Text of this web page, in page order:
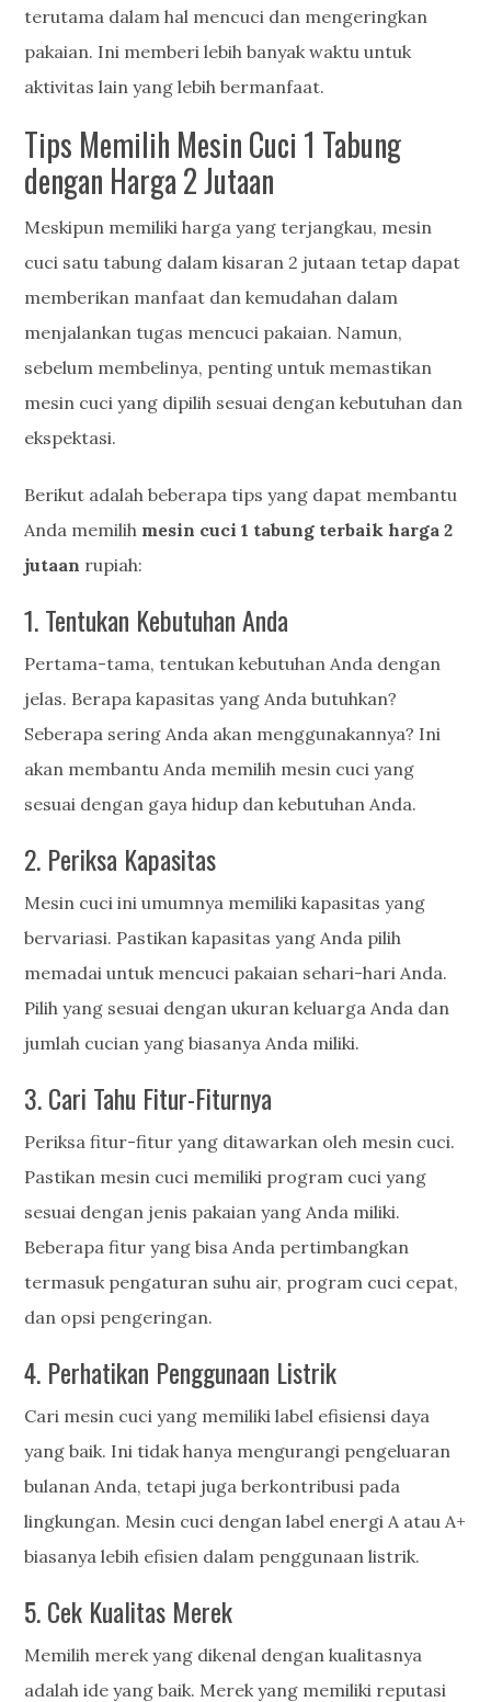
terutama dalam hal mencuci dan mengeringkan
pakaian. Ini memberi lebih banyak waktu untuk
aktivitas lain yang lebih bermanfaat.
Tips Memilih Mesin Cuci 1 Tabung
dengan Harga 2 Jutaan
Meskipun memiliki harga yang terjangkau, mesin
cuci satu tabung dalam kisaran 2 jutaan tetap dapat
memberikan manfaat dan kemudahan dalam
menjalankan tugas mencuci pakaian. Namun,
sebelum membelinya, penting untuk memastikan
mesin cuci yang dipilih sesuai dengan kebutuhan dan
ekspektasi.
Berikut adalah beberapa tips yang dapat membantu
Anda memilih mesin cuci 1 tabung terbaik harga 2
jutaan rupiah:
1. Tentukan Kebutuhan Anda
Pertama-tama, tentukan kebutuhan Anda dengan
jelas. Berapa kapasitas yang Anda butuhkan?
Seberapa sering Anda akan menggunakannya? Ini
akan membantu Anda memilih mesin cuci yang
sesuai dengan gaya hidup dan kebutuhan Anda.
2. Periksa Kapasitas
Mesin cuci ini umumnya memiliki kapasitas yang
bervariasi. Pastikan kapasitas yang Anda pilih
memadai untuk mencuci pakaian sehari-hari Anda.
Pilih yang sesuai dengan ukuran keluarga Anda dan
jumlah cucian yang biasanya Anda miliki.
3. Cari Tahu Fitur-Fiturnya
Periksa fitur-fitur yang ditawarkan oleh mesin cuci.
Pastikan mesin cuci memiliki program cuci yang
sesuai dengan jenis pakaian yang Anda miliki.
Beberapa fitur yang bisa Anda pertimbangkan
termasuk pengaturan suhu air, program cuci cepat,
dan opsi pengeringan.
4. Perhatikan Penggunaan Listrik
Cari mesin cuci yang memiliki label efisiensi daya
yang baik. Ini tidak hanya mengurangi pengeluaran
bulanan Anda, tetapi juga berkontribusi pada
lingkungan. Mesin cuci dengan label energi A atau A+
biasanya lebih efisien dalam penggunaan listrik.
5. Cek Kualitas Merek
Memilih merek yang dikenal dengan kualitasnya
adalah ide yang baik. Merek yang memiliki reputasi